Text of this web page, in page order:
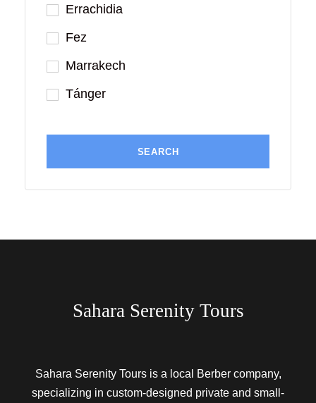
Errachidia
Fez
Marrakech
Tánger
Sahara Serenity Tours
Sahara Serenity Tours is a local Berber company,
specializing in custom-designed private and small-